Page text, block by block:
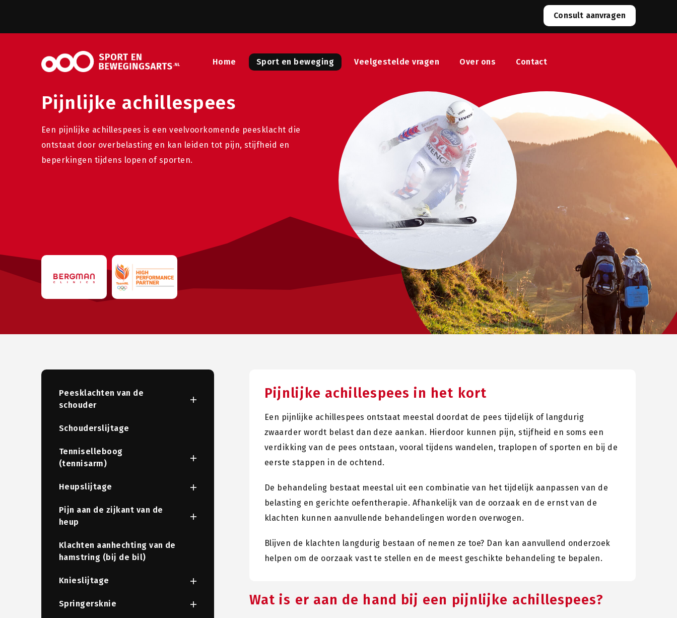
Consult aanvragen
Home Sport en beweging Veelgestelde vragen Over ons Contact
Pijnlijke achillespees
Een pijnlijke achillespees is een veelvoorkomende peesklacht die
ontstaat door overbelasting en kan leiden tot pijn, stijfheid en
beperkingen tijdens lopen of sporten.
Peesklachten van de
schouder
Schouderslijtage
Tenniselleboog
(tennisarm)
Heupslijtage
Pijn aan de zijkant van de
heup
Klachten aanhechting van de
hamstring (bij de bil)
Knieslijtage
Springersknie
Pijnlijke achillespees in het kort
Een pijnlijke achillespees ontstaat meestal doordat de pees tijdelijk of langdurig
zwaarder wordt belast dan deze aankan. Hierdoor kunnen pijn, stijfheid en soms een
verdikking van de pees ontstaan, vooral tijdens wandelen, traplopen of sporten en bij de
eerste stappen in de ochtend.
De behandeling bestaat meestal uit een combinatie van het tijdelijk aanpassen van de
belasting en gerichte oefentherapie. Afhankelijk van de oorzaak en de ernst van de
klachten kunnen aanvullende behandelingen worden overwogen.
Blijven de klachten langdurig bestaan of nemen ze toe? Dan kan aanvullend onderzoek
helpen om de oorzaak vast te stellen en de meest geschikte behandeling te bepalen.
Wat is er aan de hand bij een pijnlijke achillespees?